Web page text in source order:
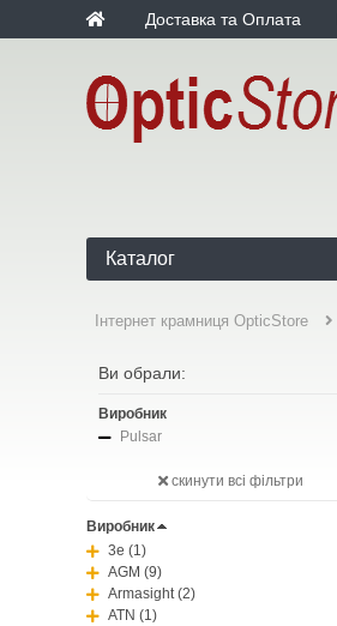
Доставка та Оплата
Каталог
Інтернет крамниця OpticStore
Ви обрали:
Виробник
Pulsar
скинути всі фільтри
Виробник
3e (1)
AGM (9)
Armasight (2)
ATN (1)